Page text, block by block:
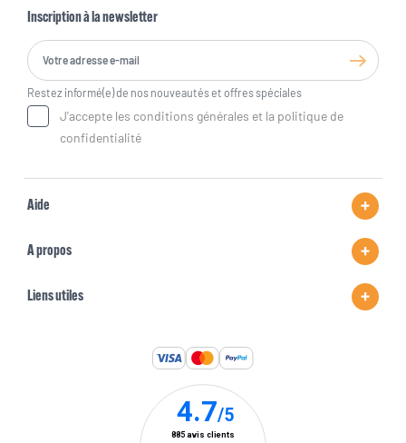
Inscription à la newsletter
Restez informé(e) de nos nouveautés et offres spéciales
J'accepte les conditions générales et la politique de
confidentialité
Aide
A propos
Liens utiles